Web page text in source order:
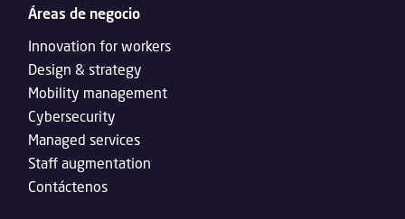
Áreas de negocio
Innovation for workers
Design & strategy
Mobility management
Cybersecurity
Managed services
Staff augmentation
Contáctenos